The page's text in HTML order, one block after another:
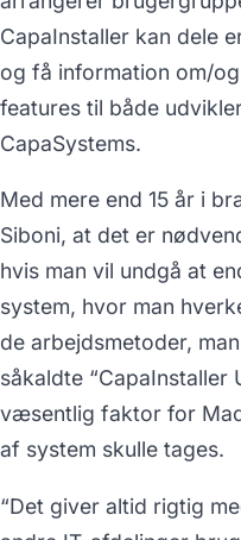
CapaInstaller kan dele
og få information om/
features til både
CapaSystems.
Med mere end 15 år i
Siboni, at det er
hvis man vil undgå at
system, hvor man
de arbejdsmetoder,
såkaldte “CapaInstaller
væsentlig faktor for
af system skulle tages.
“Det giver altid rigtig